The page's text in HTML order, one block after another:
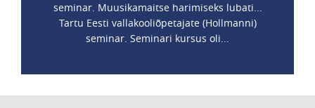
seminar. Muusikamaitse harimiseks lubati...
Tartu Eesti vallakooliõpetajate (Hollmanni)
seminar. Seminari kursus oli...